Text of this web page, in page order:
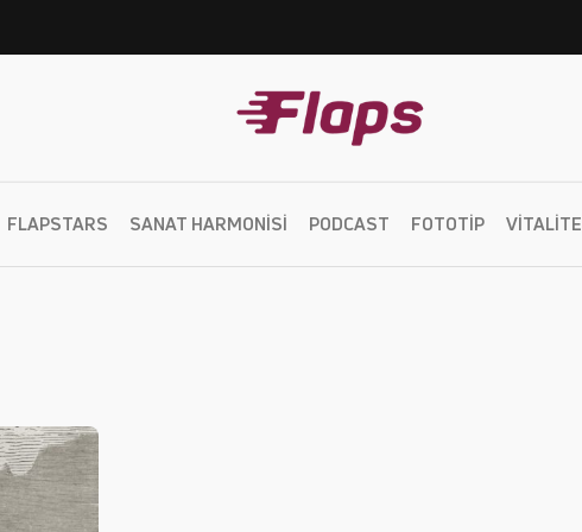
FLAPSTARS SANAT HARMONISI PODCAST FOTOTIP VITALITE